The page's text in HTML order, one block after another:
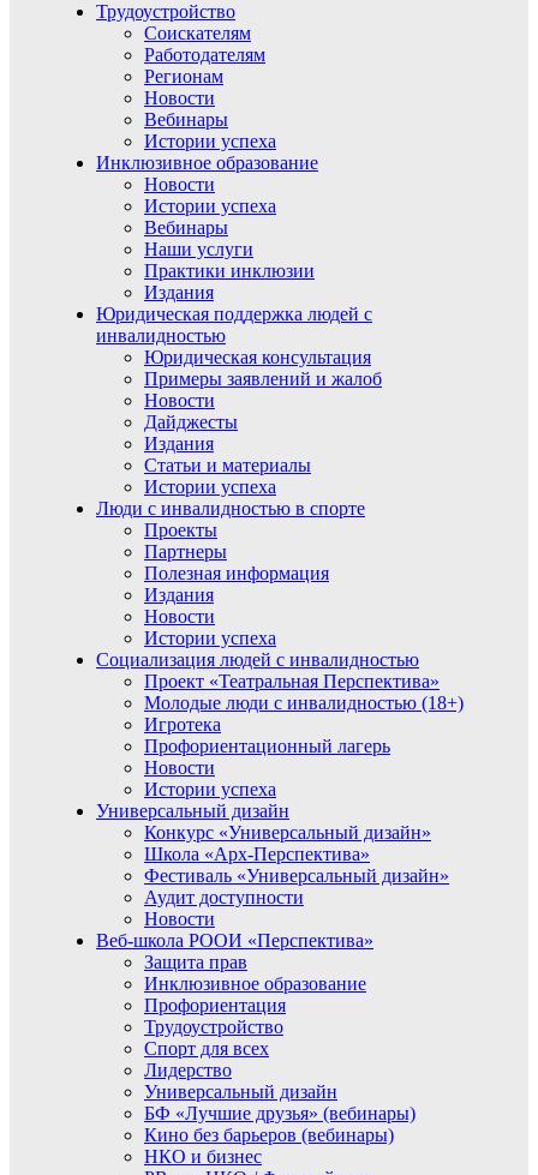
Трудоустройство
Соискателям
Работодателям
Регионам
Новости
Вебинары
Истории успеха
Инклюзивное образование
Новости
Истории успеха
Вебинары
Наши услуги
Практики инклюзии
Издания
Юридическая поддержка людей с
инвалидностью
Юридическая консультация
Примеры заявлений и жалоб
Новости
Дайджесты
Издания
Статьи и материалы
Истории успеха
Люди с инвалидностью в спорте
Проекты
Партнеры
Полезная информация
Издания
Новости
Истории успеха
Социализация людей с инвалидностью
Проект «Театральная Перспектива»
Молодые люди с инвалидностью (18+)
Игротека
Профориентационный лагерь
Новости
Истории успеха
Универсальный дизайн
Конкурс «Универсальный дизайн»
Школа «Арх-Перспектива»
Фестиваль «Универсальный дизайн»
Аудит доступности
Новости
Веб-школа РООИ «Перспектива»
Защита прав
Инклюзивное образование
Профориентация
Трудоустройство
Спорт для всех
Лидерство
Универсальный дизайн
БФ «Лучшие друзья» (вебинары)
Кино без барьеров (вебинары)
НКО и бизнес